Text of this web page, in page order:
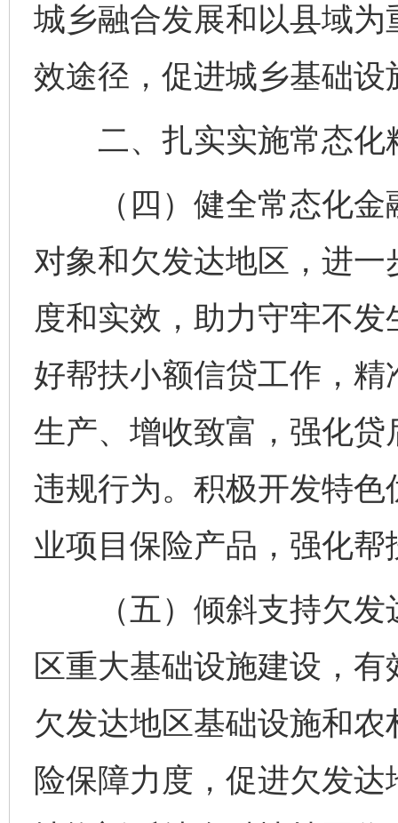
城乡融合发展和以县域
效途径，促进城乡基础
二、扎实实施常态化
（四）健全常态化金
对象和欠发达地区，进
度和实效，助力守牢不
好帮扶小额信贷工作，
生产、增收致富，强化贷
违规行为。积极开发特
业项目保险产品，强化
（五）倾斜支持欠发
区重大基础设施建设，
欠发达地区基础设施和
险保障力度，促进欠发